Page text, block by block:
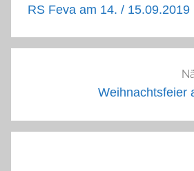
RS Feva am 14. / 15.09.2019
Weihnachtsfeier